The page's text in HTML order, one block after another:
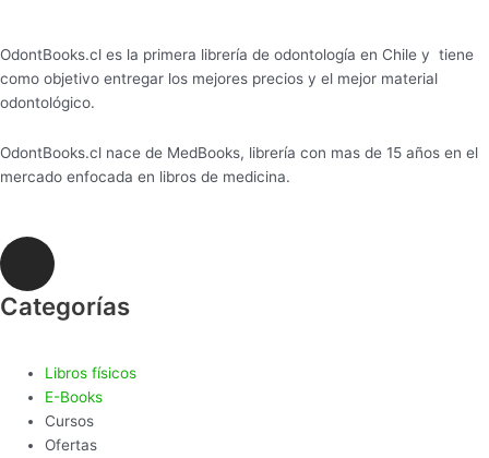
OdontBooks.cl es la primera librería de odontología en Chile y tiene
como objetivo entregar los mejores precios y el mejor material
odontológico.
OdontBooks.cl nace de MedBooks, librería con mas de 15 años en el
mercado enfocada en libros de medicina.
I
s
g
r
a
Categorías
Libros físicos
E-Books
Cursos
Ofertas